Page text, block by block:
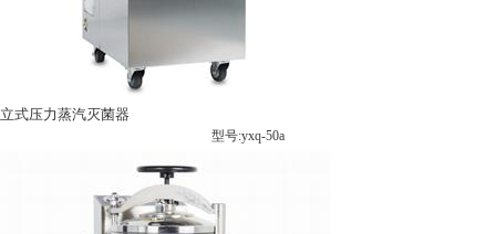
立式压力蒸汽灭菌器
型号:yxq-50a